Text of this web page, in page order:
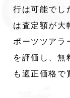
行は可能でし
は査定額が大
ポーツツアラ
を評価し、無
も適正価格で